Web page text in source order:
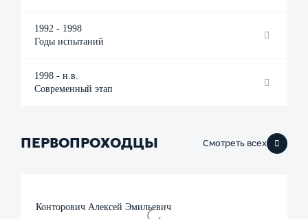
1992 - 1998
Годы испытаний
1998 - н.в.
Современный этап
ПЕРВОПРОХОДЦЫ Смотреть всех
Конторович Алексей Эмильевич